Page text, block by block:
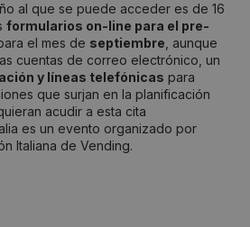
al que se puede acceder es de 16
formularios on-line para el pre-
el mes de septiembre , aunque
cuentas de correo electrónico, un
y líneas telefónicas para
que surjan en la planificación
acudir a esta cita
es un evento organizado por
Italiana de Vending.